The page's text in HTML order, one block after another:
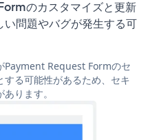
のカスタマイズと更新
問題やバグが発生する可
Payment Request Formのセ
る可能性があるため、セキ
ります。